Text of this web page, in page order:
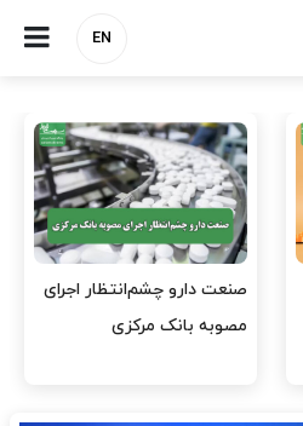
EN
نسخه وزارت بهداشت برای
مهار پزشک‌نماهای